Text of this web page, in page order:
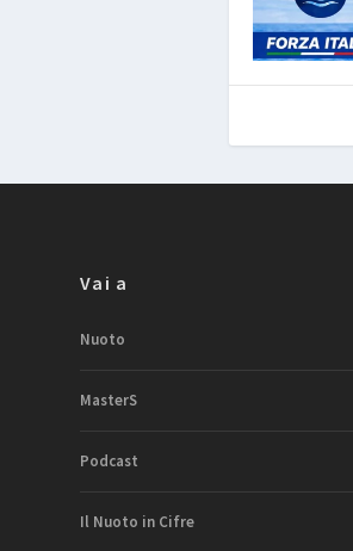
Vai a
Nuoto
MasterS
Podcast
Il Nuoto in Cifre